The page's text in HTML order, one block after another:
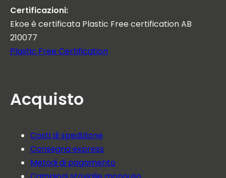
Certificazioni:
Ekoe è certificata Plastic Free certification AB
210077
Plastic Free Certification
Acquisto
Costi di spedizione
Consegna express
Metodi di pagamento